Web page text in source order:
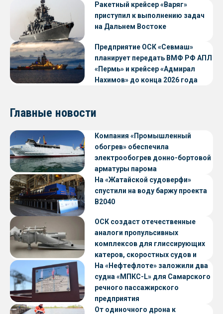
Ракетный крейсер «Варяг»
приступил к выполнению задач
на Дальнем Востоке
Предприятие ОСК «Севмаш»
планирует передать ВМФ РФ АПЛ
«Пермь» и крейсер «Адмирал
Нахимов» до конца 2026 года
Главные новости
Компания «Промышленный
обогрев» обеспечила
электрообогрев донно-бортовой
арматуры парома
«Петропавловск» проекта CNF22
На «Жатайской судоверфи»
спустили на воду баржу проекта
В2040
ОСК создаст отечественные
аналоги пропульсивных
комплексов для глиссирующих
катеров, скоростных судов и
судов с малой осадкой
На «Нефтефлоте» заложили два
судна «МПКС-L» для Самарского
речного пассажирского
предприятия
От одиночного дрона к